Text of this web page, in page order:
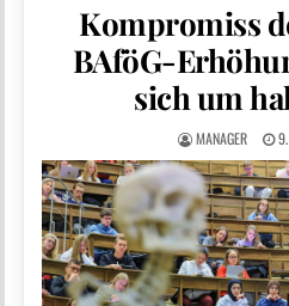
Kompromiss
BAföG-
sich um
MANAGER 9.